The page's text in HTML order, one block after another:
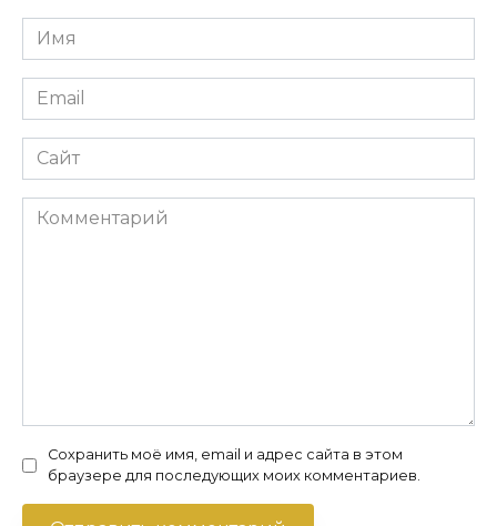
Имя
*
Email
*
Сайт
Комментарий
Сохранить моё имя, email и адрес сайта в этом
браузере для последующих моих комментариев.